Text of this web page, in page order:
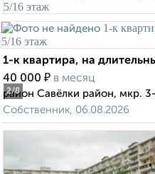
2/8
1-к квартира, на
40 000 ₽ в месяц
район Савёлки район, мкр.
Собственник, 06.08.2026